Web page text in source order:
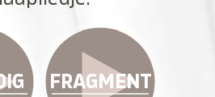
FRAGMENT